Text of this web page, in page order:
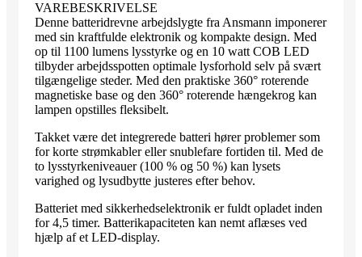
VAREBESKRIVELSE
Denne batteridrevne arbejdslygte fra Ansmann imponerer
med sin kraftfulde elektronik og kompakte design. Med
op til 1100 lumens lysstyrke og en 10 watt COB LED
tilbyder arbejdsspotten optimale lysforhold selv på svært
tilgængelige steder. Med den praktiske 360° roterende
magnetiske base og den 360° roterende hængekrog kan
lampen opstilles fleksibelt.
Takket være det integrerede batteri hører problemer som
for korte strømkabler eller snublefare fortiden til. Med de
to lysstyrkeniveauer (100 % og 50 %) kan lysets
varighed og lysudbytte justeres efter behov.
Batteriet med sikkerhedselektronik er fuldt opladet inden
for 4,5 timer. Batterikapaciteten kan nemt aflæses ved
hjælp af et LED-display.